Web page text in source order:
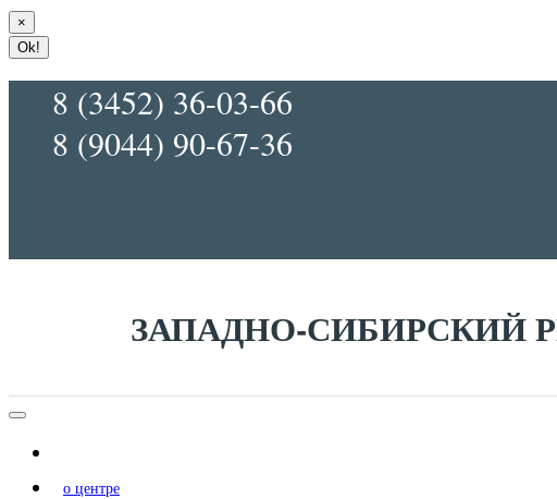
×
Ok!
8 (3452) 36-03-66
8 (9044) 90-67-36
ЗАПАДНО-СИБИРСКИЙ
о центре